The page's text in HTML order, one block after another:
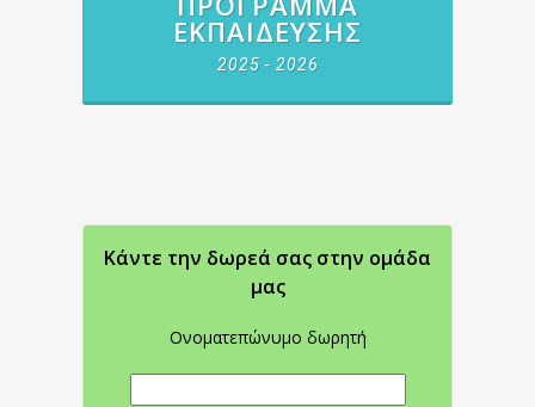
ΕΚΠΑΊΔΕΥΣΗΣ
2025 - 2026
Κάντε την δωρεά σας στην oμάδα
μας
Ονοματεπώνυμο δωρητή